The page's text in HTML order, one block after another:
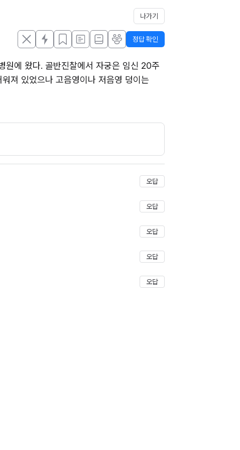
나가기
정답 확인
에 왔다. 골반진찰에서 자궁은 임신 20주
져 있었으나 고음영이나 저음영 덩이는
오답
오답
오답
오답
오답